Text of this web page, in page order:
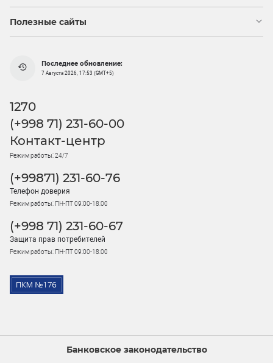
Полезные сайты
Последнее обновление:
7 Августа 2026, 17:53 (GMT+5)
1270
(+998 71) 231-60-00
Контакт-центр
Режим работы: 24/7
(+99871) 231-60-76
Телефон доверия
Режим работы: ПН-ПТ 09:00-18:00
(+998 71) 231-60-67
Защита прав потребителей
Режим работы: ПН-ПТ 09:00-18:00
Банковское законодательство